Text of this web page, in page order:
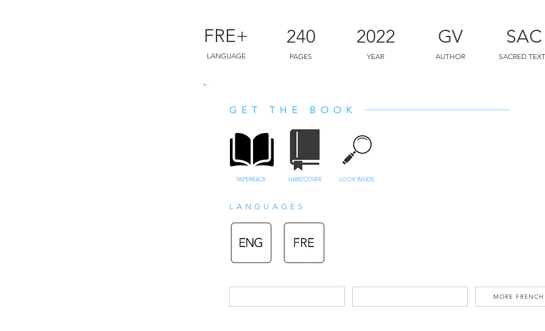
Vallabha pour finir par une
FRE+
LANGUAGE
240
PAGES
2022
YEAR
GV
AUTHOR
SAC
SACRED
GET THE BOOK
PAPERBACK HARDCOVER LOOK INSIDE
LANGUAGES
MORE FRENCH